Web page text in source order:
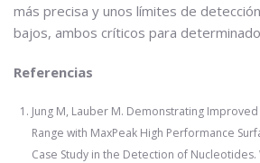
más precisa y unos límites de
bajos, ambos críticos para
Referencias
Jung M, Lauber M. Demonstrating
Range with MaxPeak High Performance
Case Study in the Detection of